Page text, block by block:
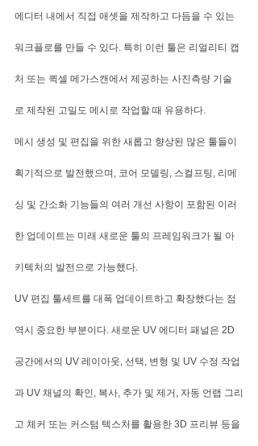
에디터 내에서 직접 애셋을 제작하고 다듬을 수 있는
워크플로를 만들 수 있다. 특히 이런 툴은 리얼리티 캡
처 또는 퀵셀 메가스캔에서 제공하는 사진측량 기술
로 제작된 고밀도 메시로 작업할 때 유용하다.
메시 생성 및 편집을 위한 새롭고 향상된 많은 툴들이
획기적으로 발전했으며, 코어 모델링, 스컬프팅, 리메
싱 및 간소화 기능들의 여러 개선 사항이 포함된 이러
한 업데이트는 미래 새로운 툴의 프레임워크가 될 아
키텍처의 발전으로 가능했다.
UV 편집 툴세트를 대폭 업데이트하고 확장했다는 점
역시 중요한 부분이다. 새로운 UV 에디터 패널은 2D
공간에서의 UV 레이아웃, 선택, 변형 및 UV 수정 작업
과 UV 채널의 확인, 복사, 추가 및 제거, 자동 언랩 그리
고 체커 또는 커스텀 텍스처를 활용한 3D 프리뷰 등을